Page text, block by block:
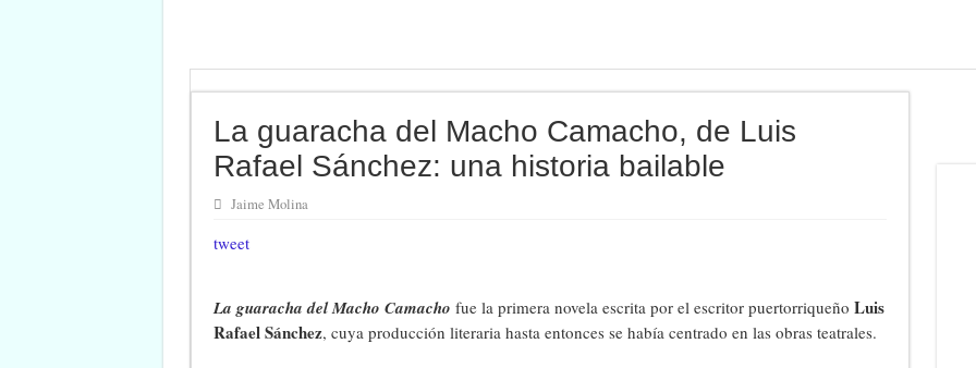
La guaracha del Macho Camacho, de Luis
Rafael Sánchez: una historia bailable
Jaime Molina
tweet
La guaracha del Macho Camacho fue la primera novela escrita por el escritor puertorriqueño Luis
Rafael Sánchez, cuya producción literaria hasta entonces se había centrado en las obras teatrales.